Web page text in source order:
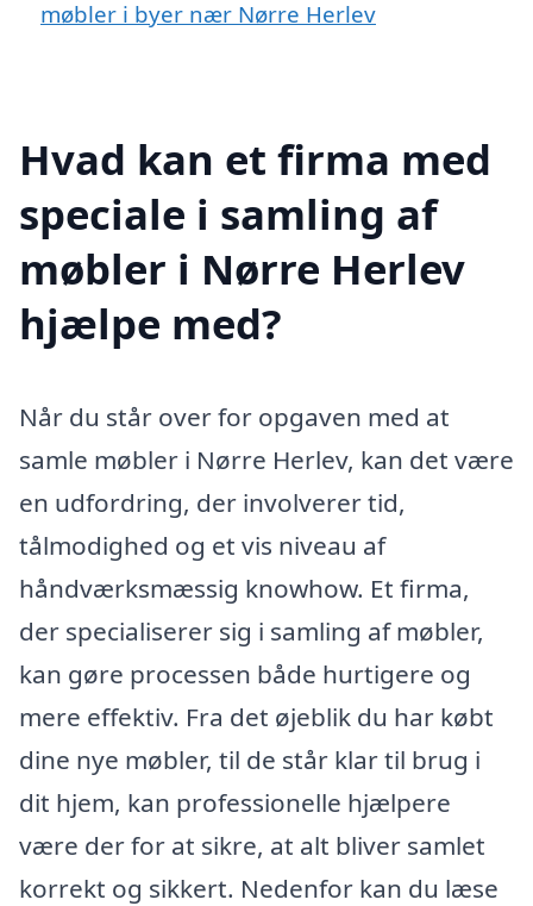
møbler i byer nær Nørre Herlev
Hvad kan et firma med
speciale i samling af
møbler i Nørre Herlev
hjælpe med?
Når du står over for opgaven med at
samle møbler i Nørre Herlev, kan det være
en udfordring, der involverer tid,
tålmodighed og et vis niveau af
håndværksmæssig knowhow. Et firma,
der specialiserer sig i samling af møbler,
kan gøre processen både hurtigere og
mere effektiv. Fra det øjeblik du har købt
dine nye møbler, til de står klar til brug i
dit hjem, kan professionelle hjælpere
være der for at sikre, at alt bliver samlet
korrekt og sikkert. Nedenfor kan du læse